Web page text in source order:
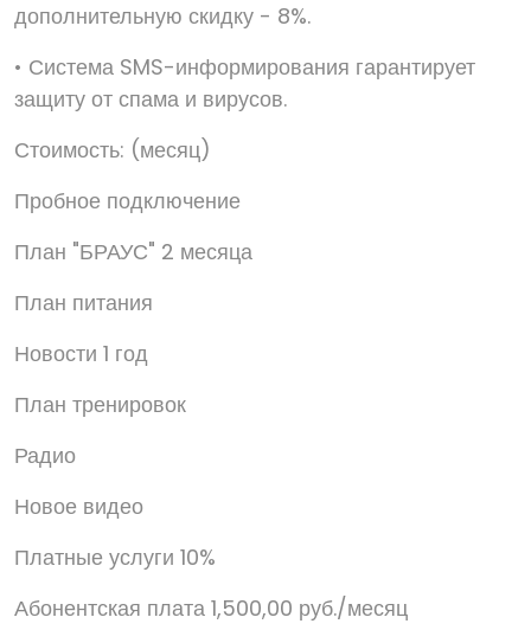
дополнительную скидку - 8%.
• Система SMS-информирования гарантирует
защиту от спама и вирусов.
Стоимость: (месяц)
Пробное подключение
План "БРАУС" 2 месяца
План питания
Новости 1 год
План тренировок
Радио
Новое видео
Платные услуги 10%
Абонентская плата 1,500,00 руб./месяц